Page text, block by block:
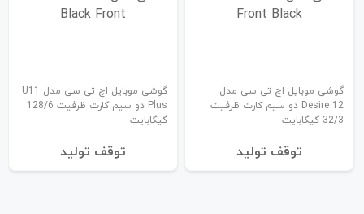
گوشی موبایل اچ تی سی مدل
Desire 12 دو سیم‌ کارت ظرفیت
32/3 گیگابایت
توقف تولید
گوشی موبایل اچ تی سی مدل U11
Plus دو سیم کارت ظرفیت 128/6
گیگابایت
توقف تولید